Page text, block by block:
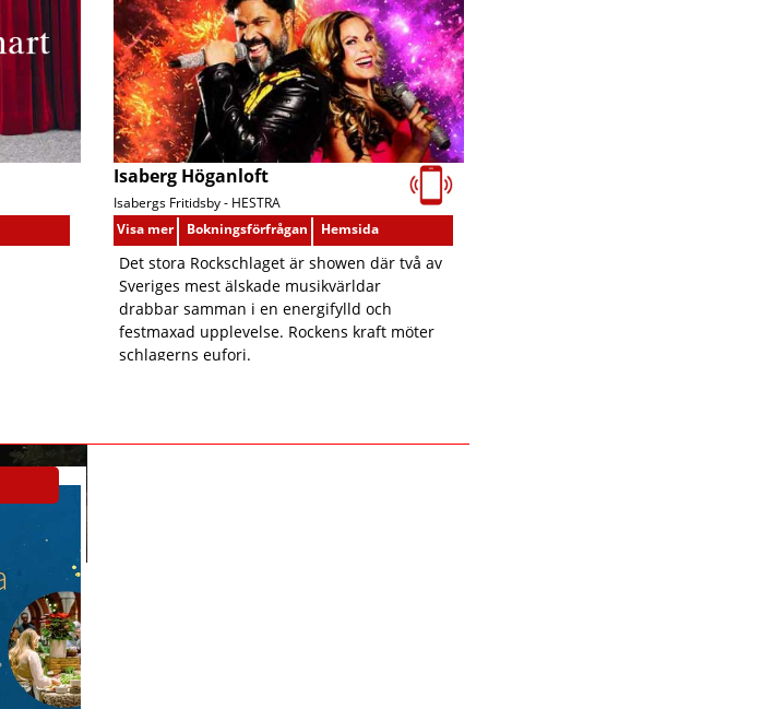
Isaberg Höganloft
Isabergs Fritidsby - HESTRA
Visa mer
Bokningsförfrågan Hemsida
Det stora Rockschlaget är showen där två av
Sveriges mest älskade musikvärldar
drabbar samman i en energifylld och
festmaxad upplevelse. Rockens kraft möter
schlagerns eufori.